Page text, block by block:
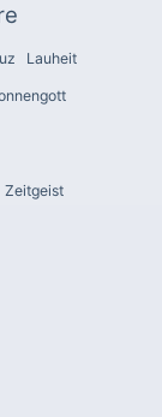
Lauheit
Zeitgeist